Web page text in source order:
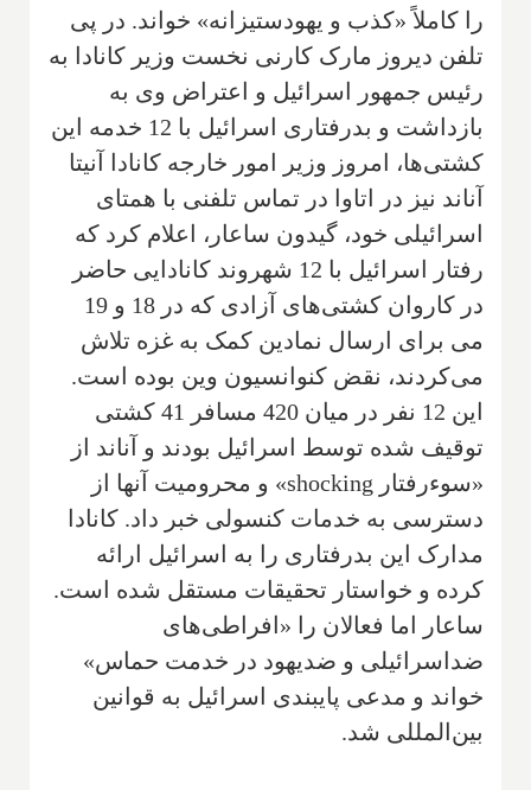
را کاملاً «کذب و یهودستیزانه» خواند. در پی
تلفن دیروز مارک کارنی نخست وزیر کانادا به
رئیس جمهور اسرائیل و اعتراض وی به
بازداشت و بدرفتاری اسرائیل با 12 خدمه این
کشتی‌ها، امروز وزیر امور خارجه کانادا آنیتا
آناند نیز در اتاوا در تماس تلفنی با همتای
اسرائیلی خود، گیدون ساعار، اعلام کرد که
رفتار اسرائیل با 12 شهروند کانادایی حاضر
در کاروان کشتی‌های آزادی که در 18 و 19
می برای ارسال نمادین کمک به غزه تلاش
می‌کردند، نقض کنوانسیون وین بوده است.
این 12 نفر در میان 420 مسافر 41 کشتی
توقیف شده توسط اسرائیل بودند و آناند از
«سوءرفتار shocking» و محرومیت آنها از
دسترسی به خدمات کنسولی خبر داد. کانادا
مدارک این بدرفتاری را به اسرائیل ارائه
کرده و خواستار تحقیقات مستقل شده است.
ساعار اما فعالان را «افراطی‌های
ضداسرائیلی و ضدیهود در خدمت حماس»
خواند و مدعی پایبندی اسرائیل به قوانین
بین‌المللی شد.